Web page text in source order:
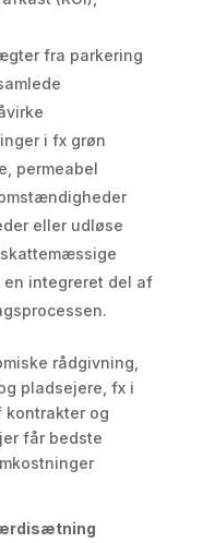
fra parkering
i fx grøn
permeabel
eller udløse
integreret del af
rådgivning,
pladsejere, fx i
kontrakter og
får bedste